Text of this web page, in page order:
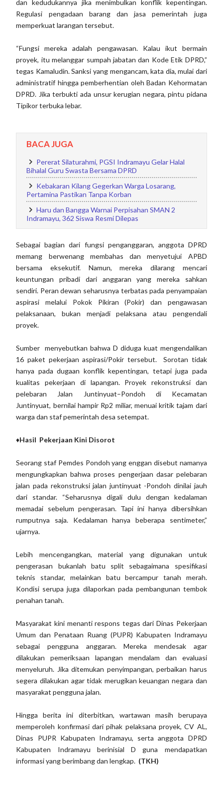
dan kedudukannya jika menimbulkan konflik kepentingan.
Regulasi pengadaan barang dan jasa pemerintah juga
memperkuat larangan tersebut.
“Fungsi mereka adalah pengawasan. Kalau ikut bermain
proyek, itu melanggar sumpah jabatan dan Kode Etik DPRD,”
tegas Kamaludin. Sanksi yang mengancam, kata dia, mulai dari
administratif hingga pemberhentian oleh Badan Kehormatan
DPRD. Jika terbukti ada unsur kerugian negara, pintu pidana
Tipikor terbuka lebar.
BACA JUGA
Pererat Silaturahmi, PGSI Indramayu Gelar Halal
Bihalal Guru Swasta Bersama DPRD
Kebakaran Kilang Gegerkan Warga Losarang,
Pertamina Pastikan Tanpa Korban
Haru dan Bangga Warnai Perpisahan SMAN 2
Indramayu, 362 Siswa Resmi Dilepas
Sebagai bagian dari fungsi penganggaran, anggota DPRD
memang berwenang membahas dan menyetujui APBD
bersama eksekutif. Namun, mereka dilarang mencari
keuntungan pribadi dari anggaran yang mereka sahkan
sendiri. Peran dewan seharusnya terbatas pada penyampaian
aspirasi melalui Pokok Pikiran (Pokir) dan pengawasan
pelaksanaan, bukan menjadi pelaksana atau pengendali
proyek.
Sumber menyebutkan bahwa D diduga kuat mengendalikan
16 paket pekerjaan aspirasi/Pokir tersebut. Sorotan tidak
hanya pada dugaan konflik kepentingan, tetapi juga pada
kualitas pekerjaan di lapangan. Proyek rekonstruksi dan
pelebaran Jalan Juntinyuat–Pondoh di Kecamatan
Juntinyuat, bernilai hampir Rp2 miliar, menuai kritik tajam dari
warga dan staf pemerintah desa setempat.
♦️Hasil Pekerjaan Kini Disorot
Seorang staf Pemdes Pondoh yang enggan disebut namanya
mengungkapkan bahwa proses pengerjaan dasar pelebaran
jalan pada rekonstruksi jalan juntinyuat -Pondoh dinilai jauh
dari standar. “Seharusnya digali dulu dengan kedalaman
memadai sebelum pengerasan. Tapi ini hanya dibersihkan
rumputnya saja. Kedalaman hanya beberapa sentimeter,”
ujarnya.
Lebih mencengangkan, material yang digunakan untuk
pengerasan bukanlah batu split sebagaimana spesifikasi
teknis standar, melainkan batu bercampur tanah merah.
Kondisi serupa juga dilaporkan pada pembangunan tembok
penahan tanah.
Masyarakat kini menanti respons tegas dari Dinas Pekerjaan
Umum dan Penataan Ruang (PUPR) Kabupaten Indramayu
sebagai pengguna anggaran. Mereka mendesak agar
dilakukan pemeriksaan lapangan mendalam dan evaluasi
menyeluruh. Jika ditemukan penyimpangan, perbaikan harus
segera dilakukan agar tidak merugikan keuangan negara dan
masyarakat pengguna jalan.
Hingga berita ini diterbitkan, wartawan masih berupaya
memperoleh konfirmasi dari pihak pelaksana proyek, CV AL,
Dinas PUPR Kabupaten Indramayu, serta anggota DPRD
Kabupaten Indramayu berinisial D guna mendapatkan
informasi yang berimbang dan lengkap. (TKH)